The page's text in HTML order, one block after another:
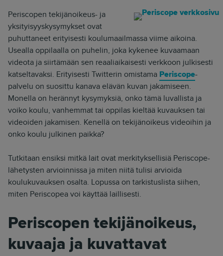
Periscopen tekijänoikeus- ja
yksityisyyskysymykset ovat
puhuttaneet erityisesti koulumaailmassa viime aikoina.
Usealla oppilaalla on puhelin, joka kykenee kuvaamaan
videota ja siirtämään sen reaaliaikaisesti verkkoon julkisesti
katseltavaksi. Erityisesti Twitterin omistama Periscope-
palvelu on suosittu kanava elävän kuvan jakamiseen.
Monella on herännyt kysymyksiä, onko tämä luvallista ja
voiko koulu, vanhemmat tai oppilas kieltää kuvauksen tai
videoiden jakamisen. Kenellä on tekijänoikeus videoihin ja
onko koulu julkinen paikka?
Tutkitaan ensiksi mitkä lait ovat merkityksellisiä Periscope-
lähetysten arvioinnissa ja miten niitä tulisi arvioida
koulukuvauksen osalta. Lopussa on tarkistuslista siihen,
miten Periscopea voi käyttää laillisesti.
Periscopen tekijänoikeus,
kuvaaja ja kuvattavat